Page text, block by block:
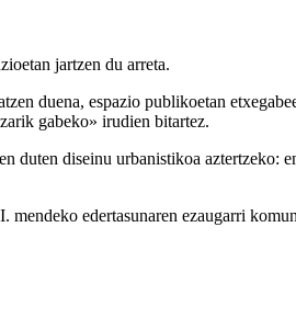
jartzen du arreta.
duena, espazio publikoetan
gabeko» irudien bitartez.
duten diseinu urbanistikoa aztertzeko:
edertasunaren ezaugarri